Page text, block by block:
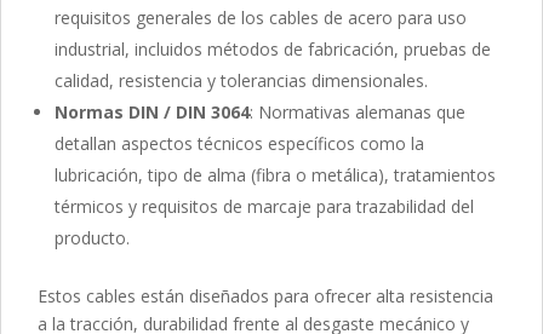
requisitos generales de los cables de acero para uso
industrial, incluidos métodos de fabricación, pruebas de
calidad, resistencia y tolerancias dimensionales.
Normas DIN / DIN 3064: Normativas alemanas que
detallan aspectos técnicos específicos como la
lubricación, tipo de alma (fibra o metálica), tratamientos
térmicos y requisitos de marcaje para trazabilidad del
producto.
Estos cables están diseñados para ofrecer alta resistencia
a la tracción, durabilidad frente al desgaste mecánico y